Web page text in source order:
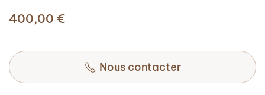
400,00 €
Nous contacter